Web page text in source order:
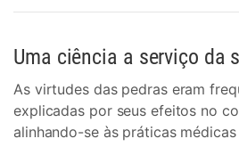
Uma ciência a serviço da
As virtudes das pedras eram
explicadas por seus efeitos no
alinhando-se às práticas